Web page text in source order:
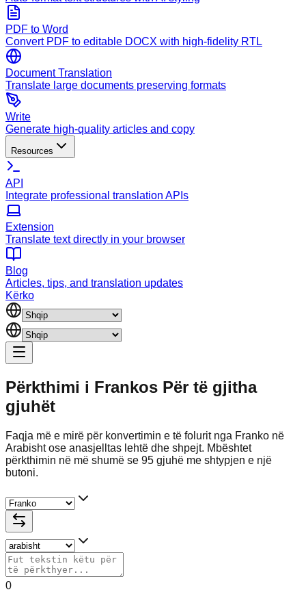
PDF to Word
Convert PDF to editable DOCX with high-fidelity RTL
Document Translation
Translate large documents preserving formats
Write
Generate high-quality articles and copy
Resources
API
Integrate professional translation APIs
Extension
Translate text directly in your browser
Blog
Articles, tips, and translation updates
Kërko
Përkthimi i Frankos Për të gjitha
gjuhët
Faqja më e mirë për konvertimin e të folurit nga Franko në
Arabisht ose anasjelltas lehtë dhe shpejt. Mbështet
përkthimin në më shumë se 95 gjuhë me shtypjen e një
butoni.
0